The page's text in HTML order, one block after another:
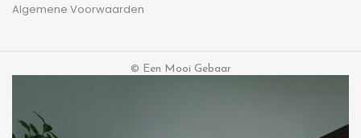
Algemene Voorwaarden
© Een Mooi Gebaar